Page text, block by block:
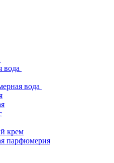
вода
вода
крем
парфюмерия